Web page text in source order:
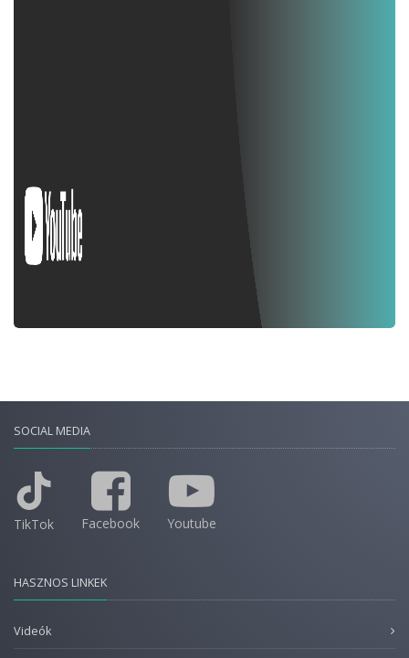
SOCIAL MEDIA
TikTok Facebook Youtube
HASZNOS LINKEK
Videók